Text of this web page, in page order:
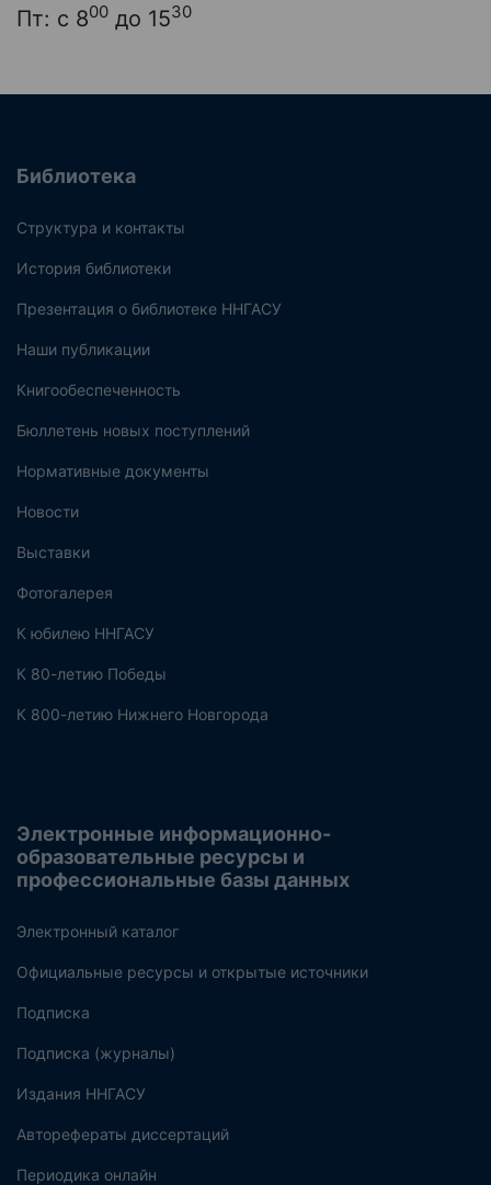
Пт: с 800 до 1530
Библиотека
Структура и контакты
История библиотеки
Презентация о библиотеке ННГАСУ
Наши публикации
Книгообеспеченность
Бюллетень новых поступлений
Нормативные документы
Новости
Выставки
Фотогалерея
К юбилею ННГАСУ
К 80-летию Победы
К 800-летию Нижнего Новгорода
Электронные информационно-
образовательные ресурсы и
профессиональные базы данных
Электронный каталог
Официальные ресурсы и открытые источники
Подписка
Подписка (журналы)
Издания ННГАСУ
Авторефераты диссертаций
Периодика онлайн